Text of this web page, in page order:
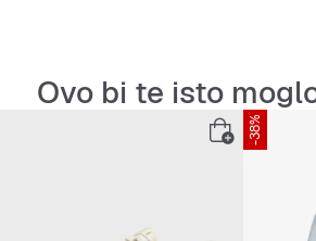
Ovo bi te isto
-38%